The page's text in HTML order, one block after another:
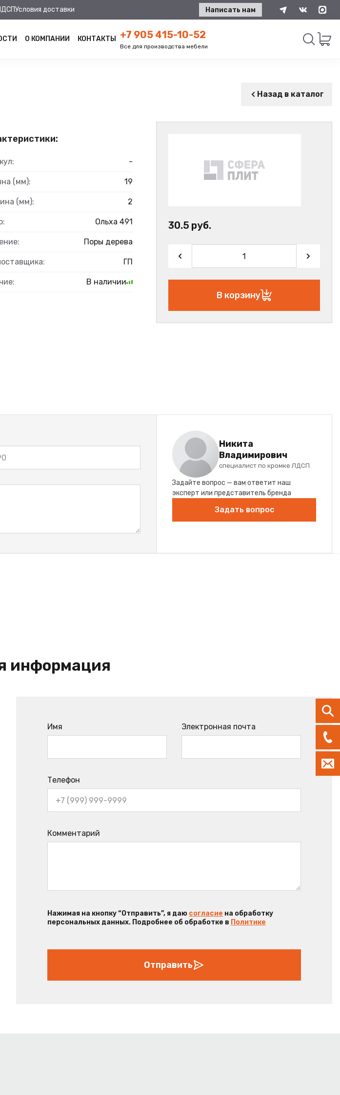
Условия доставки Написать нам
О КОМПАНИИ КОНТАКТЫ +7 905 415-10-52
Все для производства мебели
Назад в каталог
-
(мм): 19
(мм): 2
Ольха 491
Поры дерева
ГП
В наличии
30.5 руб.
В корзину
Никита
Владимирович
специалист по кромке ЛДСП
Задайте вопрос — вам ответит наш
эксперт или представитель бренда
Задать вопрос
информация
Имя Электронная почта
Телефон
Комментарий
Нажимая на кнопку “Отправить”, я даю согласие на обработку
персональных данных. Подробнее об обработке в Политике
Отправить